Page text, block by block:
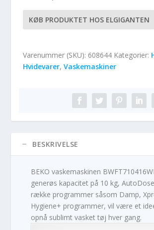
KØB PRODUKTET HOS ELGIGANTEN
Varenummer (SKU): 608644 Kategorier:
Hvidevarer,Vaskemaskiner
BESKRIVELSE
BEKO vaskemaskinen
generøs kapacitet på 10 kg,
række programmer såsom Damp,
Hygiene+ programmer, vil være et
opnå sublimt vasket tøj hver gang.